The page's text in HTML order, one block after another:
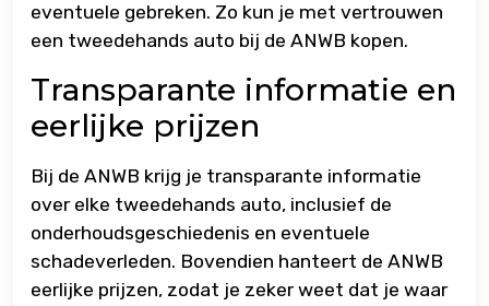
eventuele gebreken. Zo kun je met vertrouwen
een tweedehands auto bij de ANWB kopen.
Transparante informatie en
eerlijke prijzen
Bij de ANWB krijg je transparante informatie
over elke tweedehands auto, inclusief de
onderhoudsgeschiedenis en eventuele
schadeverleden. Bovendien hanteert de ANWB
eerlijke prijzen, zodat je zeker weet dat je waar